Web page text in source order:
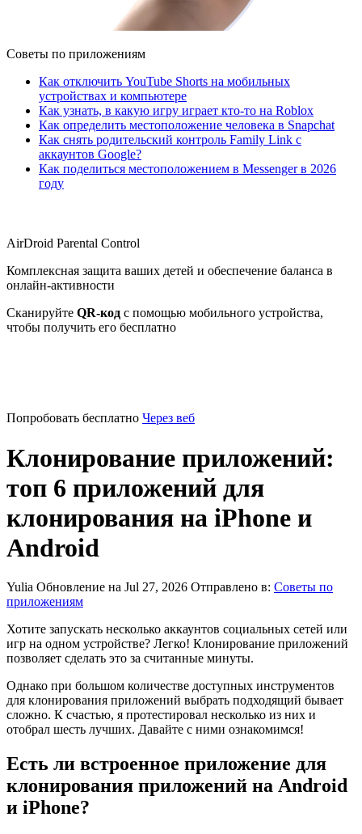
Советы по приложениям
Как отключить YouTube Shorts на мобильных
устройствах и компьютере
Как узнать, в какую игру играет кто-то на Roblox
Как определить местоположение человека в Snapchat
Как снять родительский контроль Family Link с
аккаунтов Google?
Как поделиться местоположением в Messenger в 2026
году
AirDroid Parental Control
Комплексная защита ваших детей и обеспечение баланса в
онлайн-активности
Сканируйте QR-код с помощью мобильного устройства,
чтобы получить его бесплатно
Попробовать бесплатно Через веб
Клонирование приложений:
топ 6 приложений для
клонирования на iPhone и
Android
Yulia Обновление на Jul 27, 2026 Отправлено в: Советы по
приложениям
Хотите запускать несколько аккаунтов социальных сетей или
игр на одном устройстве? Легко! Клонирование приложений
позволяет сделать это за считанные минуты.
Однако при большом количестве доступных инструментов
для клонирования приложений выбрать подходящий бывает
сложно. К счастью, я протестировал несколько из них и
отобрал шесть лучших. Давайте с ними ознакомимся!
Есть ли встроенное приложение для
клонирования приложений на Android
и iPhone?